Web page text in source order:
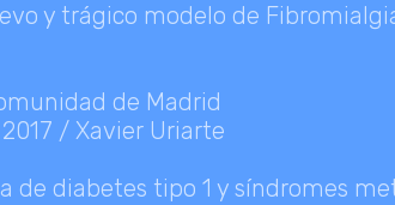
y trágico modelo de
de Madrid
/ Xavier Uriarte
de diabetes tipo 1 y síndromes